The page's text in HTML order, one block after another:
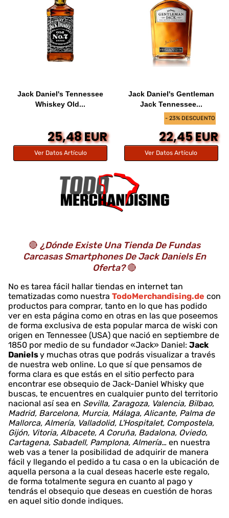
Jack Daniel's Tennessee
Whiskey Old...
25,48 EUR
Ver Datos Artículo
- 23% DESCUENTO
Jack Daniel's Gentleman
Jack Tennessee...
22,45 EUR
Ver Datos Artículo
🔴 ¿Dónde Existe Una Tienda De Fundas
Carcasas Smartphones De Jack Daniels En
Oferta?🔴
No es tarea fácil hallar tiendas en internet tan
tematizadas como nuestra TodoMerchandising.de con
productos para comprar, tanto en lo que has podido
ver en esta página como en otras en las que poseemos
de forma exclusiva de esta popular marca de wiski con
origen en Tennessee (USA) que nació en septiembre de
1850 por medio de su fundador «Jack» Daniel: Jack
Danielsy muchas otras que podrás visualizar a través
de nuestra web online. Lo que sí que pensamos de
forma clara es que estás en el sitio perfecto para
encontrar ese obsequio de Jack-Daniel Whisky que
buscas, te encuentres en cualquier punto del territorio
nacional así sea en Sevilla, Zaragoza, Valencia, Bilbao,
Madrid, Barcelona, Murcia, Málaga, Alicante, Palma de
Mallorca, Almería, Valladolid, L'Hospitalet, Compostela,
Gijón, Vitoria, Albacete, A Coruña, Badalona, Oviedo,
Cartagena, Sabadell, Pamplona, Almería… en nuestra
web vas a tener la posibilidad de adquirir de manera
fácil y llegando el pedido a tu casa o en la ubicación de
aquella persona a la cual deseas hacerle este regalo,
de forma totalmente segura en cuanto al pago y
tendrás el obsequio que deseas en cuestión de horas
en aquel sitio donde indiques.